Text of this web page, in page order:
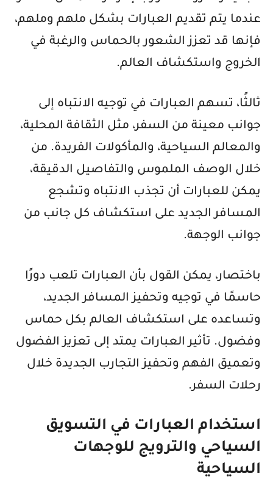
عندما يتم تقديم العبارات بشكل ملهم وملهم،
فإنها قد تعزز الشعور بالحماس والرغبة في
الخروج واستكشاف العالم.
ثالثًا، تسهم العبارات في توجيه الانتباه إلى
جوانب معينة من السفر، مثل الثقافة المحلية،
والمعالم السياحية، والمأكولات الفريدة. من
خلال الوصف الملموس والتفاصيل الدقيقة،
يمكن للعبارات أن تجذب الانتباه وتشجع
المسافر الجديد على استكشاف كل جانب من
جوانب الوجهة.
باختصار، يمكن القول بأن العبارات تلعب دورًا
حاسمًا في توجيه وتحفيز المسافر الجديد،
وتساعده على استكشاف العالم بكل حماس
وفضول. تأثير العبارات يمتد إلى تعزيز الفضول
وتعميق الفهم وتحفيز التجارب الجديدة خلال
رحلات السفر.
استخدام العبارات في التسويق
السياحي والترويج للوجهات
السياحية